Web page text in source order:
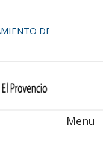
DE
Menu